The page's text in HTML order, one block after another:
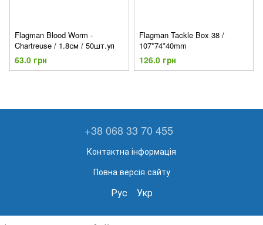
Flagman Blood Worm -
Chartreuse / 1.8см / 50шт.уп
63.0 грн
Flagman Tackle Box 38 /
107*74*40mm
126.0 грн
+38 068 33 70 455
Контактна інформація
Повна версія сайту
Рус Укр